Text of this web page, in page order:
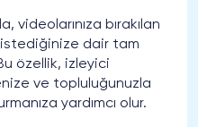
videolarınıza bırakılan
istediğinize dair tam
özellik, izleyici
ve topluluğunuzla
yardımcı olur.